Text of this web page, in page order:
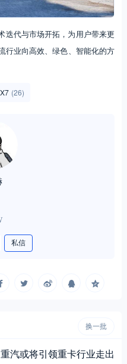
迭代与市场开拓，为用户带来更
行业向高效、绿色、智能化的方
(26)
私信
换一批
汽或将引领重卡行业走出